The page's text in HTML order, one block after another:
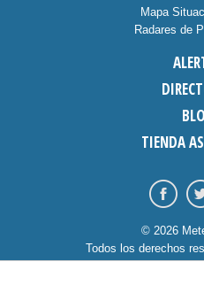
Mapa
Radares de
TIENDA
© 2026
Todos los derechos